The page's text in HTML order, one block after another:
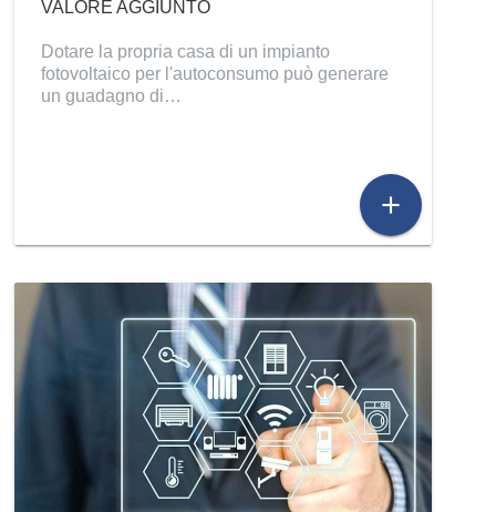
VALORE AGGIUNTO
Dotare la propria casa di un impianto
fotovoltaico per l'autoconsumo può generare
un guadagno di…
add